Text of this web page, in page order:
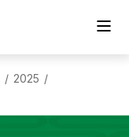
/ 2025 /